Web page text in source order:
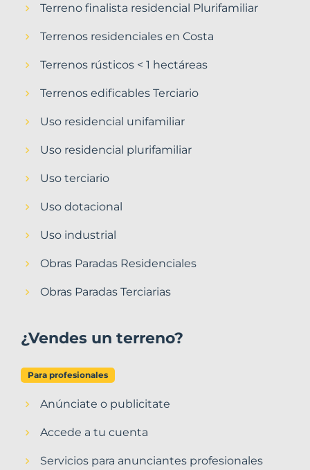
Terreno finalista residencial Plurifamiliar
Terrenos residenciales en Costa
Terrenos rústicos < 1 hectáreas
Terrenos edificables Terciario
Uso residencial unifamiliar
Uso residencial plurifamiliar
Uso terciario
Uso dotacional
Uso industrial
Obras Paradas Residenciales
Obras Paradas Terciarias
¿Vendes un terreno?
Para profesionales
Anúnciate o publicitate
Accede a tu cuenta
Servicios para anunciantes profesionales